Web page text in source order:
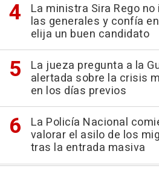
La ministra Sira Rego
las generales y confía
elija un buen candidato
La jueza pregunta a la
alertada sobre la crisis
en los días previos
La Policía Nacional
valorar el asilo de los
tras la entrada masiva